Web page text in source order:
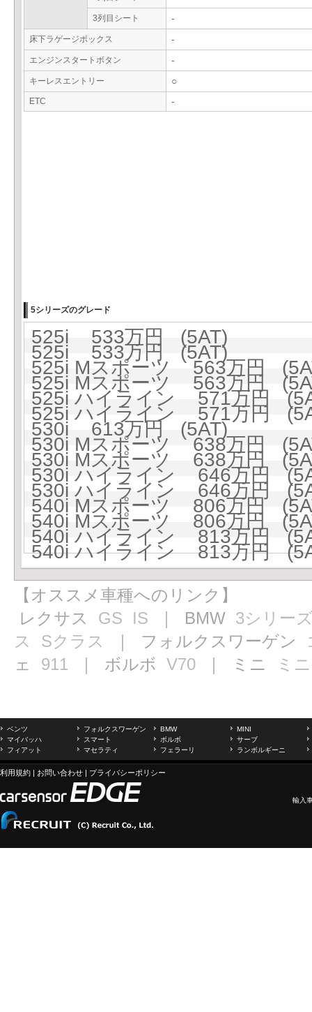
3列目シート -
床下ラゲージボックス -
エンジンスタートボタン -
キーレスエントリー ○
ETC -
5シリーズのグレード
525i 533万円 (5AT)
525i 533万円 (5AT)
525i Mスポーツ 563万円
525i Mスポーツ 563万円
525i ハイライン 571万円
525i ハイライン 571万円
530i 613万円 (5AT)
530i Mスポーツ 638万円
530i Mスポーツ 638万円
530i ハイライン 646万円
530i ハイライン 646万円
540i Mスポーツ 806万円
540i Mスポーツ 806万円
540i ハイライン 813万円
540i ハイライン 813万円
【オススメ車種へのリンク】
レクサス GS IS ｜ BMW 3シリー
ス
Sクラス ｜ フォルクスワーゲン
ェ 911 ｜ ボルボ V70 ｜ ミニ ミニ
ベンツ フォルクスワーゲン BMW
MINI
マイバッハ
スマート ボルボ
サーブ
フィアット
マセラティ フェラーリ ランボルギーニ
利用規約 | お問い合わせ | プライバシーポリシー
輸入